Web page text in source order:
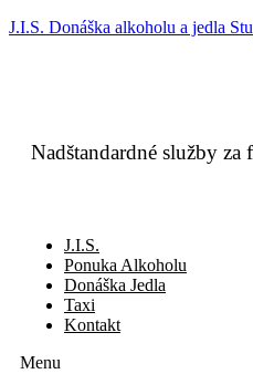
J.I.S. Donáška alkoholu a jedla
Nadštandardné služby za
J.I.S.
Ponuka Alkoholu
Donáška Jedla
Taxi
Kontakt
Menu